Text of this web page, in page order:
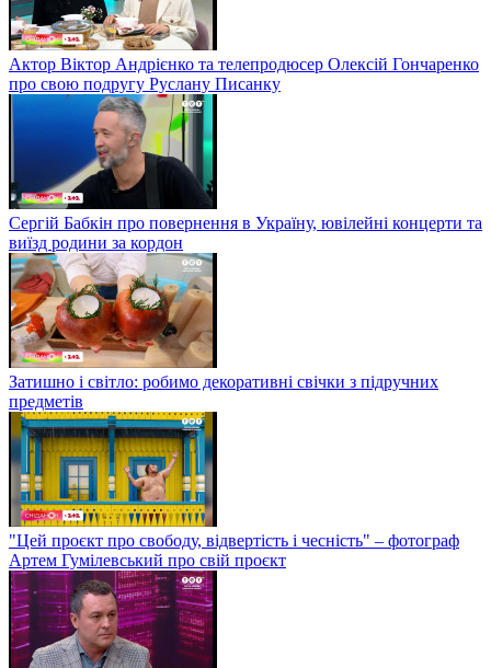
Актор Віктор Андрієнко та телепродюсер Олексій Гончаренко
про свою подругу Руслану Писанку
Сергій Бабкін про повернення в Україну, ювілейні концерти та
виїзд родини за кордон
Затишно і світло: робимо декоративні свічки з підручних
предметів
"Цей проєкт про свободу, відвертість і чесність" – фотограф
Артем Гумілевський про свій проєкт